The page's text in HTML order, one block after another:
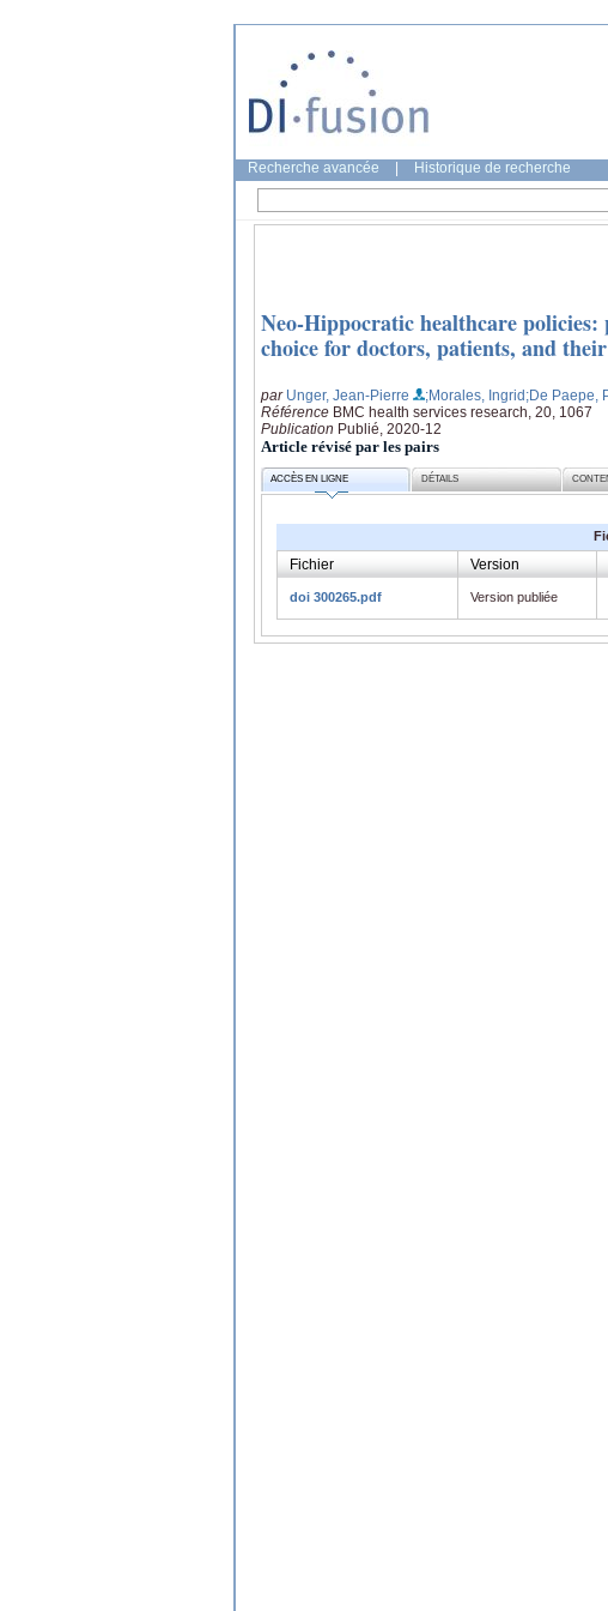
Recherche avancée Historique de recherche
Neo-Hippocratic healthcare
choice for doctors, patients, and
par Unger, Jean-Pierre ;Morales, Ingrid;De Paepe,
Référence BMC health services research, 20, 1067
Publication Publié, 2020-12
Article révisé par les pairs
ACCÈS EN LIGNE DÉTAILS
Fichier Version
doi 300265.pdf Version publiée